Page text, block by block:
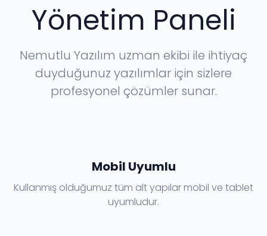
Yönetim Paneli
Nemutlu Yazılım uzman ekibi ile ihtiyaç
duyduğunuz yazılımlar için sizlere
profesyonel çözümler sunar.
Mobil Uyumlu
Kullanmış olduğumuz tüm alt yapılar mobil ve tablet
uyumludur.